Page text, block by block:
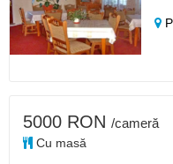
5000 RON /cameră
Cu masă